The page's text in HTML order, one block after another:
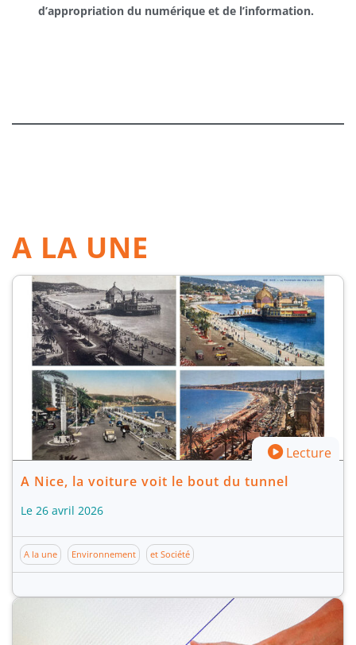
d’appropriation du numérique et de l’information.
A LA UNE
Lecture
A Nice, la voiture voit le bout du tunnel
Le 26 avril 2026
A la une Environnement et Société